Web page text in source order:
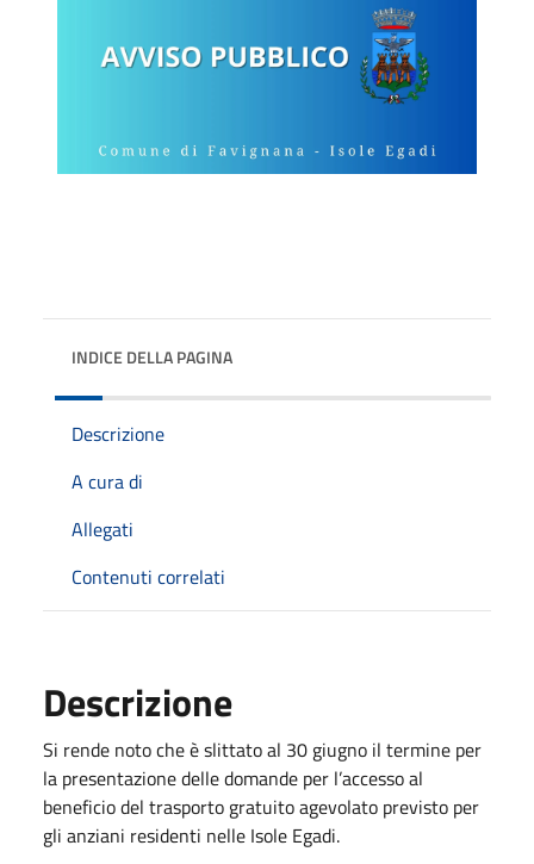
INDICE DELLA PAGINA
Descrizione
A cura di
Allegati
Contenuti correlati
Descrizione
Si rende noto che è slittato al 30 giugno il termine per
la presentazione delle domande per l’accesso al
beneficio del trasporto gratuito agevolato previsto per
gli anziani residenti nelle Isole Egadi.